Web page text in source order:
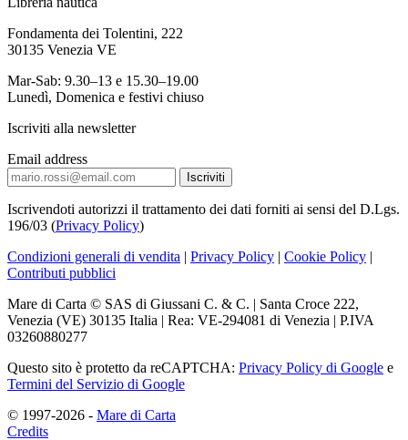
Fondamenta dei Tolentini, 222
30135 Venezia VE
Mar-Sab: 9.30–13 e 15.30–19.00
Lunedì, Domenica e festivi chiuso
Iscriviti alla newsletter
Email address
Iscrivendoti autorizzi il trattamento dei dati forniti ai sensi del D.Lgs.
196/03 (Privacy Policy)
Condizioni generali di vendita | Privacy Policy | Cookie Policy |
Contributi pubblici
Mare di Carta © SAS di Giussani C. & C. | Santa Croce 222,
Venezia (VE) 30135 Italia | Rea: VE-294081 di Venezia | P.IVA
03260880277
Questo sito è protetto da reCAPTCHA: Privacy Policy di Google e
Termini del Servizio di Google
© 1997-2026 - Mare di Carta
Credits